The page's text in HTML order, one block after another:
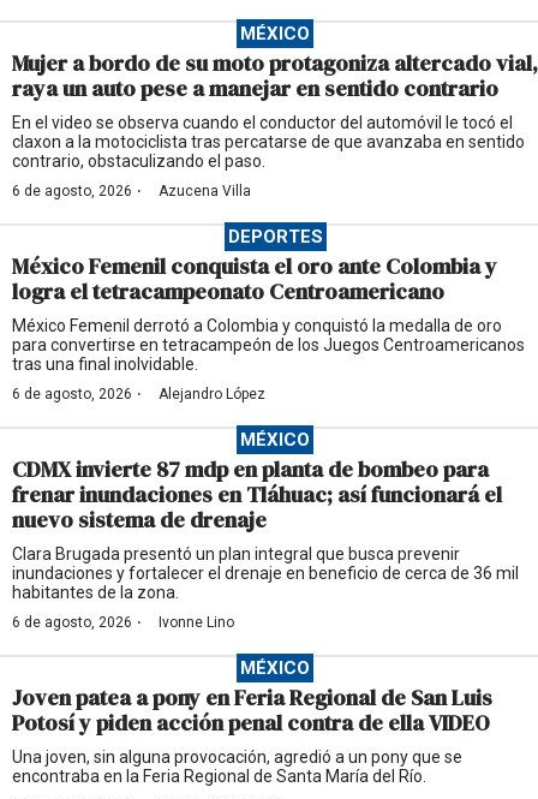
MÉXICO
Mujer a bordo de su moto protagoniza altercado vial,
raya un auto pese a manejar en sentido contrario
En el video se observa cuando el conductor del automóvil le tocó el
claxon a la motociclista tras percatarse de que avanzaba en sentido
contrario, obstaculizando el paso.
6 de agosto, 2026 · Azucena Villa
DEPORTES
México Femenil conquista el oro ante Colombia y
logra el tetracampeonato Centroamericano
México Femenil derrotó a Colombia y conquistó la medalla de oro
para convertirse en tetracampeón de los Juegos Centroamericanos
tras una final inolvidable.
6 de agosto, 2026 · Alejandro López
MÉXICO
CDMX invierte 87 mdp en planta de bombeo para
frenar inundaciones en Tláhuac; así funcionará el
nuevo sistema de drenaje
Clara Brugada presentó un plan integral que busca prevenir
inundaciones y fortalecer el drenaje en beneficio de cerca de 36 mil
habitantes de la zona.
6 de agosto, 2026 · Ivonne Lino
MÉXICO
Joven patea a pony en Feria Regional de San Luis
Potosí y piden acción penal contra de ella VIDEO
Una joven, sin alguna provocación, agredió a un pony que se
encontraba en la Feria Regional de Santa María del Río.